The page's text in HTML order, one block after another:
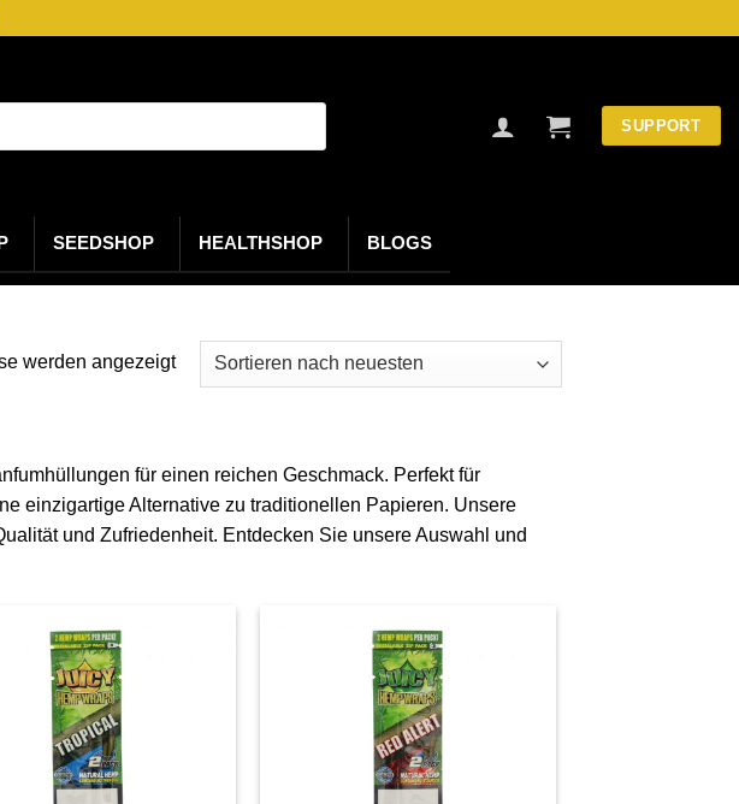
SUPPORT
SEEDSHOP HEALTHSHOP BLOGS
werden angezeigtNach
neuesten
für einen reichen Geschmack. Perfekt für
einzigartige Alternative zu traditionellen Papieren. Unsere
und Zufriedenheit. Entdecken Sie unsere Auswahl und